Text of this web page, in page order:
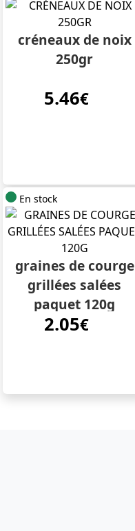
créneaux de noix
250gr
5.46€
En stock
graines de courge
grillées salées
paquet 120g
2.05€